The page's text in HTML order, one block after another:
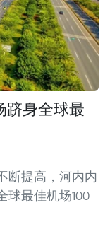
跻身全球最
断提高，河内内
球最佳机场100